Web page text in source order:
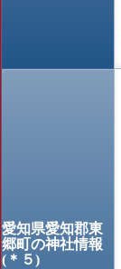
愛知県愛知郡東
郷町の神社情報
(＊５)